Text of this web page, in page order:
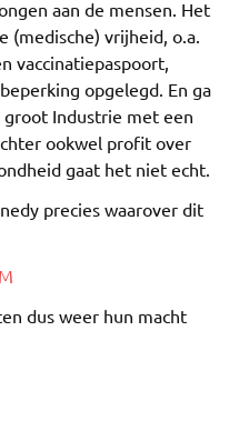
aan de mensen. Het
(medische) vrijheid, o.a.
vaccinatiepaspoort,
opgelegd. En ga
groot Industrie met een
ookwel profit over
gaat het niet echt.
precies waarover dit
dus weer hun macht